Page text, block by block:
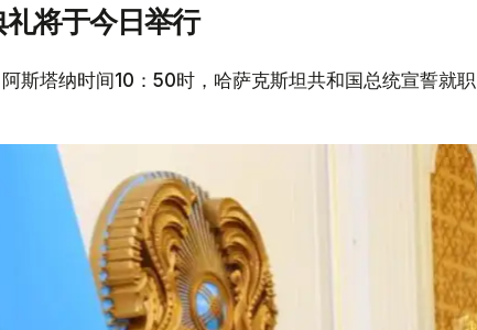
将于今日举行
斯塔纳时间10：50时，哈萨克斯坦共和国总统宣誓就职